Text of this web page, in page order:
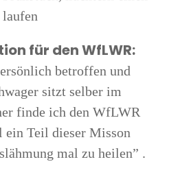
für den WfLWR:
betrof­fen und
sitzt sel­ber im
fin­de ich den WfL­WR
ein Teil die­ser Mis­son
mal zu heilen” .